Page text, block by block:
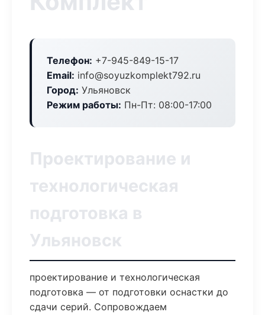
Телефон: +7-945-849-15-17
Email: info@soyuzkomplekt792.ru
Город: Ульяновск
Режим работы: Пн-Пт: 08:00-17:00
Проектирование и
технологическая
подготовка в
Ульяновск
проектирование и технологическая
подготовка — от подготовки оснастки до
сдачи серий. Сопровождаем